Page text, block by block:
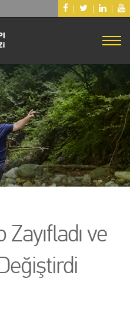
| | |
ve